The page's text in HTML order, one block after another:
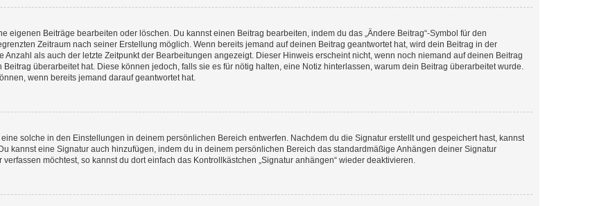
eigenen Beiträge bearbeiten oder löschen. Du kannst einen Beitrag bearbeiten, indem du das „Ändere Beitrag“-Symbol für den
Zeitraum nach seiner Erstellung möglich. Wenn bereits jemand auf deinen Beitrag geantwortet hat, wird dein Beitrag in der
als auch der letzte Zeitpunkt der Bearbeitungen angezeigt. Dieser Hinweis erscheint nicht, wenn noch niemand auf deinen Beitrag
überarbeitet hat. Diese können jedoch, falls sie es für nötig halten, eine Notiz hinterlassen, warum dein Beitrag überarbeitet wurde.
wenn bereits jemand darauf geantwortet hat.
solche in den Einstellungen in deinem persönlichen Bereich entwerfen. Nachdem du die Signatur erstellt und gespeichert hast, kannst
kannst eine Signatur auch hinzufügen, indem du in deinem persönlichen Bereich das standardmäßige Anhängen deiner Signatur
möchtest, so kannst du dort einfach das Kontrollkästchen „Signatur anhängen“ wieder deaktivieren.